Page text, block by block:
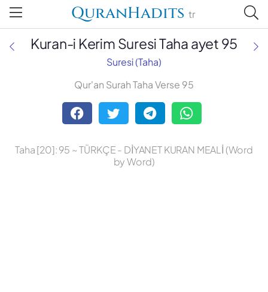
QuranHadits tr
Abdulbaki Gölpınarlı
Adem Uğur
Ali Bulaç
Kuran-i Kerim Suresi Taha ayet 95
Suresi (Taha)
Qur'an Surah Taha Verse 95
Taha [20]: 95 ~ TÜRKÇE - DİYANET KURAN MEALİ (Word
by Word)